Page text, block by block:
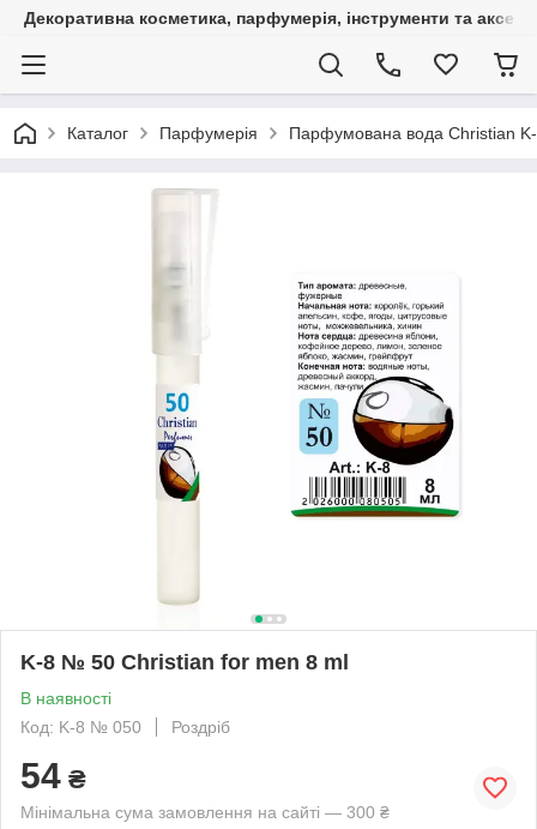
Декоративна косметика, парфумерія, інструменти та
Каталог Парфумерія Парфумована вода Christian
K-8 № 50 Christian for men 8 ml
В наявності
Код: K-8 № 050
Роздріб
54 ₴
Мінімальна сума замовлення на сайті — 300 ₴